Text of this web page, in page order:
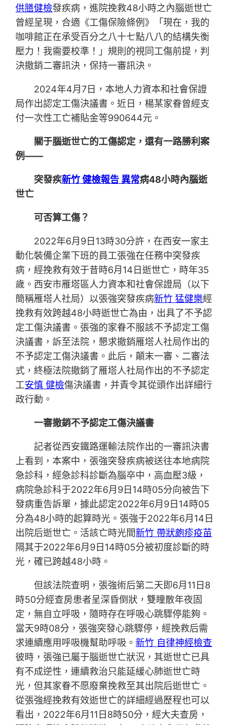
供膳健檢發疾病，進院挽救48小時之內腦逝世亡
曾經呈現，合適《工傷保險條例》「現在，我的
咖啡館正在承受百分之八十七點八八的結構失衡
壓力！我需要校準！」規則的視同工傷前提，判
決撤銷二審訊決，保持一審訊決。
2024年4月7日，本地人力資本和社會保證
局作出認定工傷決議書。近日，楊某家眷曾經支
付一次性工亡補貼金等990644元。
關于腦逝世亡的工傷認定，還有一路勝利案
例——
突發疾新竹 健檢報告 異常病48小時內腦逝
世亡
可否算工傷？
2022年6月9日13時30分許，在西安一家主
動化裝備企業下班的員工張強在任務中突發疾
病，經挽救有效于昔時6月14日逝世亡，時年35
歲。西安市雁塔區人力資本和社會保證局（以下
簡稱雁塔人社局）以張強突發疾病新竹 猛健樂經
挽救有效跨越48小時逝世亡為由，出具了不予認
定工傷決議書。張強的家眷不服該不予認定工傷
決議書，訴至法院，懇求撤銷雁塔人社局作出的
不予認定工傷決議書。此后，顛末一審、二審法
式，終極法院撤銷了雁塔人社局作出的不予認定
工安慎 健檢傷決議書，并責令其從頭作出詳細行
政行動。
一審撤銷不予認定工傷決議書
記者從西安鐵路運輸法院作出的一審訊決書
上看到，本案中，張強突發疾病被送往本地病院
急診科，經急診科診斷為腦卒中，高血壓3級，
病院急診科于2022年6月9日14時05分向被告下
發病重告訴單，據此認定2022年6月9日14時05
分為48小時的起算時光。張強于2022年6月14日
出院后逝世亡。活該亡時光間新竹 帶狀皰疹疫苗
隔其于2022年6月9日14時05分被初度診斷的時
光，確已跨越48小時。
但該法院查明，張強術后第二天即6月11日8
時50分經查房患者呈深昏倒狀，雙瞳散年夜固
定，無自立呼吸，隨時存在呼吸心跳驟停能夠。
當天9時08分，張強突發心跳驟停，經挽救后需
求連續應用呼吸機幫助呼吸。新竹 自律神經檢查
彼時，張強已屬于腦逝世亡狀況，其逝世亡已具
有不成逆性，連續救治只能延緩心肺逝世亡時
光，但其家眷不愿廢棄挽救至其出院后逝世亡。
從張強經挽救有效逝世亡的詳細經過歷程也可以
看出，2022年6月11日8時50分，經大夫查房，